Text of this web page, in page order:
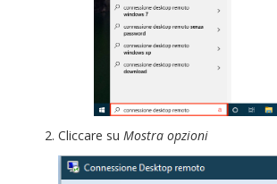
Cliccare su Mostra opzioni